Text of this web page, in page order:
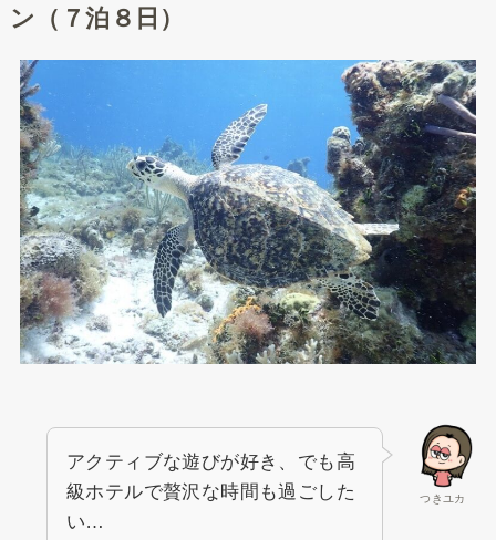
ン（７泊８日）
つきユカ
アクティブな遊びが好き、でも高
級ホテルで贅沢な時間も過ごした
い…